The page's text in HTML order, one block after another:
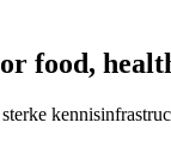
food,